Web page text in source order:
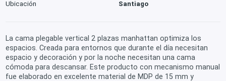
Ubicación
Santiago
La cama plegable vertical 2 plazas manhattan optimiza los
espacios. Creada para entornos que durante el día necesitan
espacio y decoración y por la noche necesitan una cama
cómoda para descansar. Este producto con mecanismo manual
fue elaborado en excelente material de MDP de 15 mm y